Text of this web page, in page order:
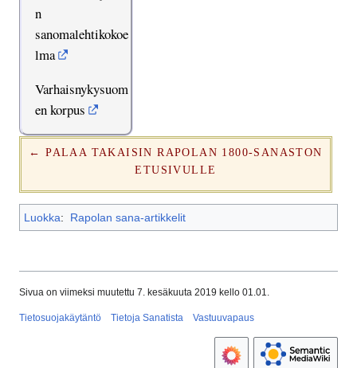
n
sanomalehtikokoe
lma
Varhaisnykysuom
en korpus
← PALAA TAKAISIN RAPOLAN 1800-SANASTON
ETUSIVULLE
Luokka: Rapolan sana-artikkelit
Sivua on viimeksi muutettu 7. kesäkuuta 2019 kello 01.01.
Tietosuojakäytäntö Tietoja Sanatista Vastuuvapaus